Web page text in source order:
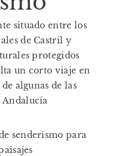
situado entre los
de Castril y
protegidos
un corto viaje en
algunas de las
Andalucía
senderismo para